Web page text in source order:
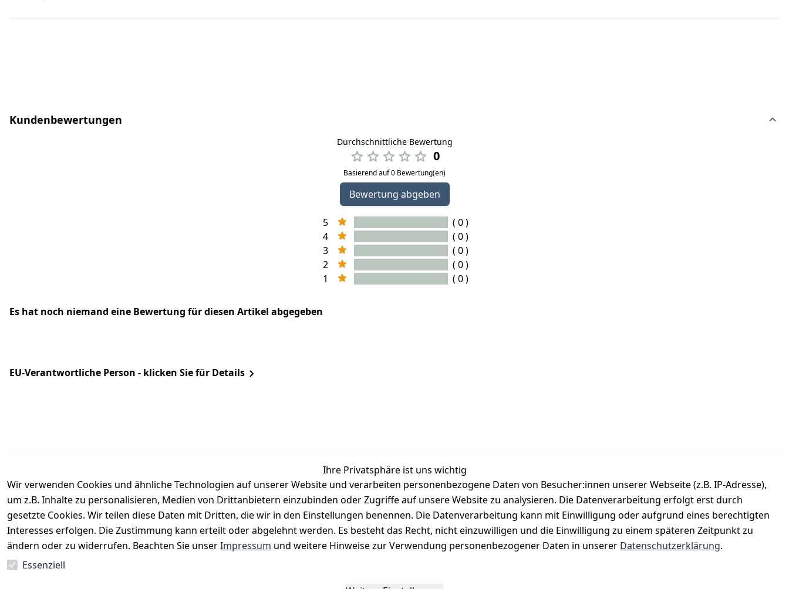
Kundenbewertungen
Durchschnittliche Bewertung
0
Basierend auf 0 Bewertung(en)
Bewertung abgeben
5
( 0 )
4
( 0 )
3
( 0 )
2
( 0 )
1
( 0 )
Es hat noch niemand eine Bewertung für diesen Artikel abgegeben
EU-Verantwortliche Person - klicken Sie für Details
Ihre Privatsphäre ist uns wichtig
Wir verwenden Cookies und ähnliche Technologien auf unserer Website und verarbeiten personenbezogene Daten von Besucher:innen unserer Webseite (z.B. IP-Adresse),
um z.B. Inhalte zu personalisieren, Medien von Drittanbietern einzubinden oder Zugriffe auf unsere Website zu analysieren. Die Datenverarbeitung erfolgt erst durch
gesetzte Cookies. Wir teilen diese Daten mit Dritten, die wir in den Einstellungen benennen. Die Datenverarbeitung kann mit Einwilligung oder aufgrund eines berechtigten
Interesses erfolgen. Die Zustimmung kann erteilt oder abgelehnt werden. Es besteht das Recht, nicht einzuwilligen und die Einwilligung zu einem späteren Zeitpunkt zu
ändern oder zu widerrufen. Beachten Sie unserImpressum und weitere Hinweise zur Verwendung personenbezogener Daten in unserer Datenschutzerklärung.
Essenziell
Rechtliches
AGB
Impressum
Barrierefreiheitserklärung
Services
Kontakt
Registrieren
Katalog
Zahlungsmöglichkeiten
Vorkasse
PayPal
Versanddienstleister
Österreichische Post